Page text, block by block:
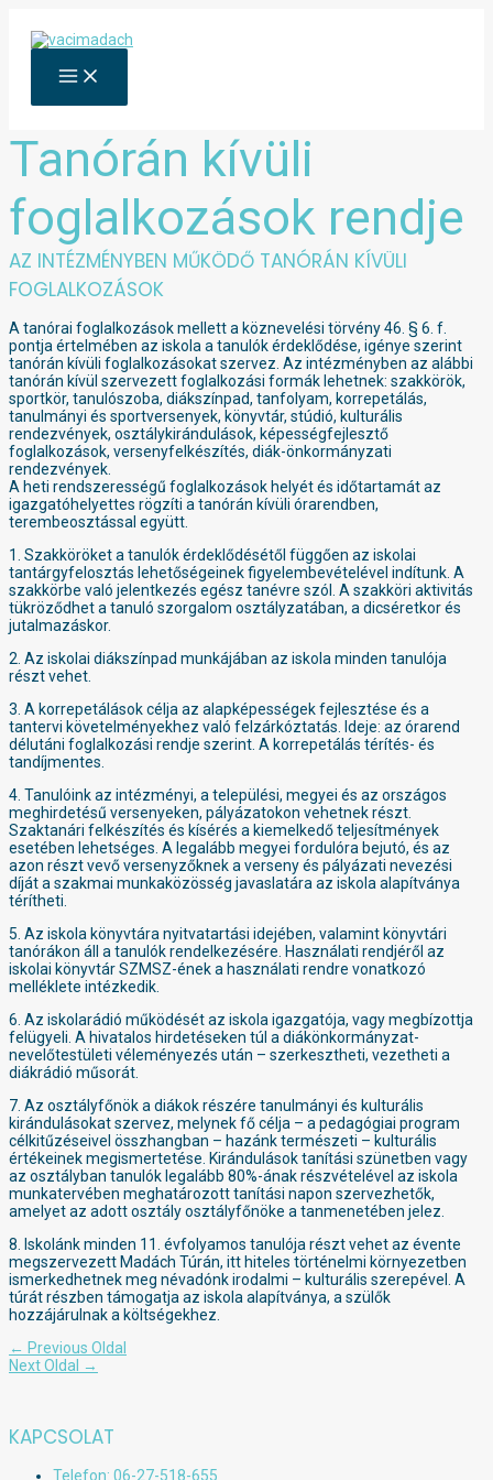
content
MAIN
MENU
Tanórán kívüli
foglalkozások rendje
AZ INTÉZMÉNYBEN MŰKÖDŐ TANÓRÁN KÍVÜLI
FOGLALKOZÁSOK
A tanórai foglalkozások mellett a köznevelési törvény 46. § 6. f.
pontja értelmében az iskola a tanulók érdeklődése, igénye szerint
tanórán kívüli foglalkozásokat szervez. Az intézményben az alábbi
tanórán kívül szervezett foglalkozási formák lehetnek: szakkörök,
sportkör, tanulószoba, diákszínpad, tanfolyam, korrepetálás,
tanulmányi és sportversenyek, könyvtár, stúdió, kulturális
rendezvények, osztálykirándulások, képességfejlesztő
foglalkozások, versenyfelkészítés, diák-önkormányzati
rendezvények.
A heti rendszerességű foglalkozások helyét és időtartamát az
igazgatóhelyettes rögzíti a tanórán kívüli órarendben,
terembeosztással együtt.
1. Szakköröket a tanulók érdeklődésétől függően az iskolai
tantárgyfelosztás lehetőségeinek figyelembevételével indítunk. A
szakkörbe való jelentkezés egész tanévre szól. A szakköri aktivitás
tükröződhet a tanuló szorgalom osztályzatában, a dicséretkor és
jutalmazáskor.
2. Az iskolai diákszínpad munkájában az iskola minden tanulója
részt vehet.
3. A korrepetálások célja az alapképességek fejlesztése és a
tantervi követelményekhez való felzárkóztatás. Ideje: az órarend
délutáni foglalkozási rendje szerint. A korrepetálás térítés- és
tandíjmentes.
4. Tanulóink az intézményi, a települési, megyei és az országos
meghirdetésű versenyeken, pályázatokon vehetnek részt.
Szaktanári felkészítés és kísérés a kiemelkedő teljesítmények
esetében lehetséges. A legalább megyei fordulóra bejutó, és az
azon részt vevő versenyzőknek a verseny és pályázati nevezési
díját a szakmai munkaközösség javaslatára az iskola alapítványa
térítheti.
5. Az iskola könyvtára nyitvatartási idejében, valamint könyvtári
tanórákon áll a tanulók rendelkezésére. Használati rendjéről az
iskolai könyvtár SZMSZ-ének a használati rendre vonatkozó
melléklete intézkedik.
6. Az iskolarádió működését az iskola igazgatója, vagy megbízottja
felügyeli. A hivatalos hirdetéseken túl a diákönkormányzat-
nevelőtestületi véleményezés után – szerkesztheti, vezetheti a
diákrádió műsorát.
7. Az osztályfőnök a diákok részére tanulmányi és kulturális
kirándulásokat szervez, melynek fő célja – a pedagógiai program
célkitűzéseivel összhangban – hazánk természeti – kulturális
értékeinek megismertetése. Kirándulások tanítási szünetben vagy
az osztályban tanulók legalább 80%-ának részvételével az iskola
munkatervében meghatározott tanítási napon szervezhetők,
amelyet az adott osztály osztályfőnöke a tanmenetében jelez.
8. Iskolánk minden 11. évfolyamos tanulója részt vehet az évente
megszervezett Madách Túrán, itt hiteles történelmi környezetben
ismerkedhetnek meg névadónk irodalmi – kulturális szerepével. A
túrát részben támogatja az iskola alapítványa, a szülők
hozzájárulnak a költségekhez.
Bejegyzés
navigáció
← Previous Oldal
Next Oldal
→
KAPCSOLAT
Telefon: 06-27-518-655